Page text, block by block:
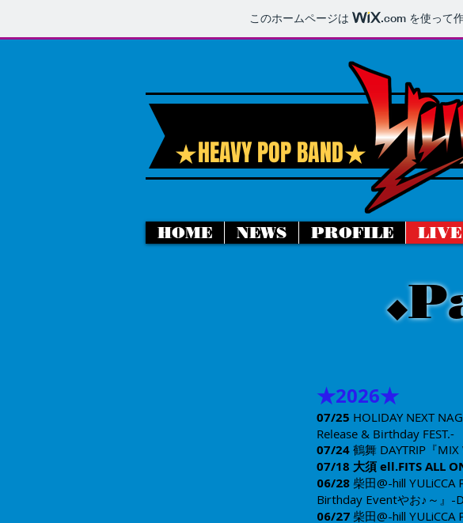
このホームページは .com を使って
★HEAVY POP BAND★
HOME NEWS PROFILE LIVE
◆
★2026★
07/25 HOLIDAY NEXT
Release & Birthday FEST.-
07/24 鶴舞 DAYTRIP『MIX
07/18 大須 ell.FITS ALL
06/28 柴田@-hill YULiCCA
Birthday Eventやお♪～』 -
06/27 柴田@-hill YULiCCA